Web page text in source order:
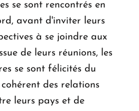
se sont rencontrés en
avant d'inviter leurs
à se joindre aux
de leurs réunions, les
se sont félicités du
des relations
leurs pays et de